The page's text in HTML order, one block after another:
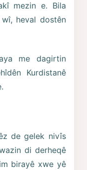
mezin e. Bila
heval dostên
me dagirtin
Kurdistanê
de gelek nivîs
di derheqê
birayê xwe yê